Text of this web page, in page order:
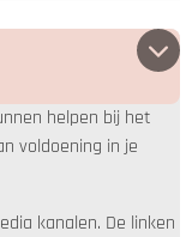
helpen bij het
voldoening in je
kanalen. De linken